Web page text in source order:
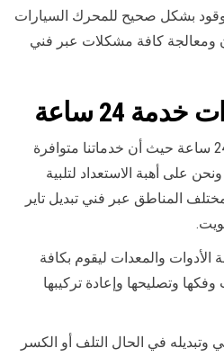
بشكل صحيح للمحرك السيارات
كافة مشكلات عبر فني
24 ساعة
نعمل على تبديل تواير خدمة 24 ساعة حيث أن خدماتنا متوافرة
على أهبة الاستعداد لتلبية
المناطق عبر فني تبديل تاير
والمعدات ليقوم بكافة
وتصليحها وإعادة تركيبها
وتبديله في الحال التلف أو الكسر